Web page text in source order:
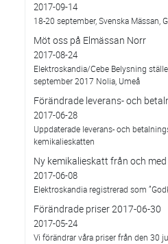
2017-09-14
18-20 september, Svenska Mässan,
Möt oss på Elmässan Norr
2017-08-24
Elektroskandia/Cebe Belysning
september 2017 Nolia, Umeå
Förändrade leverans- och
2017-06-28
Uppdaterade leverans- och
kemikalieskatten
Ny kemikalieskatt från och
2017-06-08
Elektroskandia registrerad som
Förändrade priser 2017-06-30
2017-05-24
Vi förändrar våra priser från den 30